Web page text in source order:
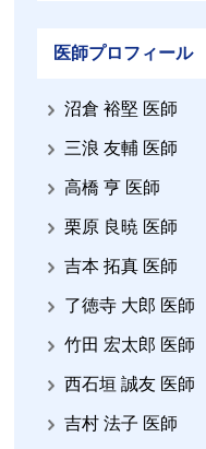
医師プロフィール
沼倉 裕堅 医師
三浪 友輔 医師
高橋 亨 医師
栗原 良暁 医師
吉本 拓真 医師
了徳寺 大郎 医師
竹田 宏太郎 医師
西石垣 誠友 医師
吉村 法子 医師